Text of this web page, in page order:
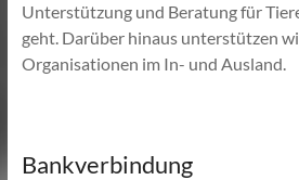
Unterstützung und Beratung für
geht. Darüber hinaus unterstützen
Organisationen im In- und Ausland.
Bankverbindung